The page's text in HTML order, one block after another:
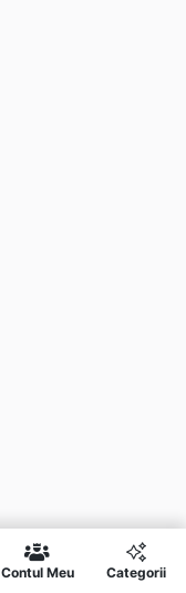
Contul Meu Categorii